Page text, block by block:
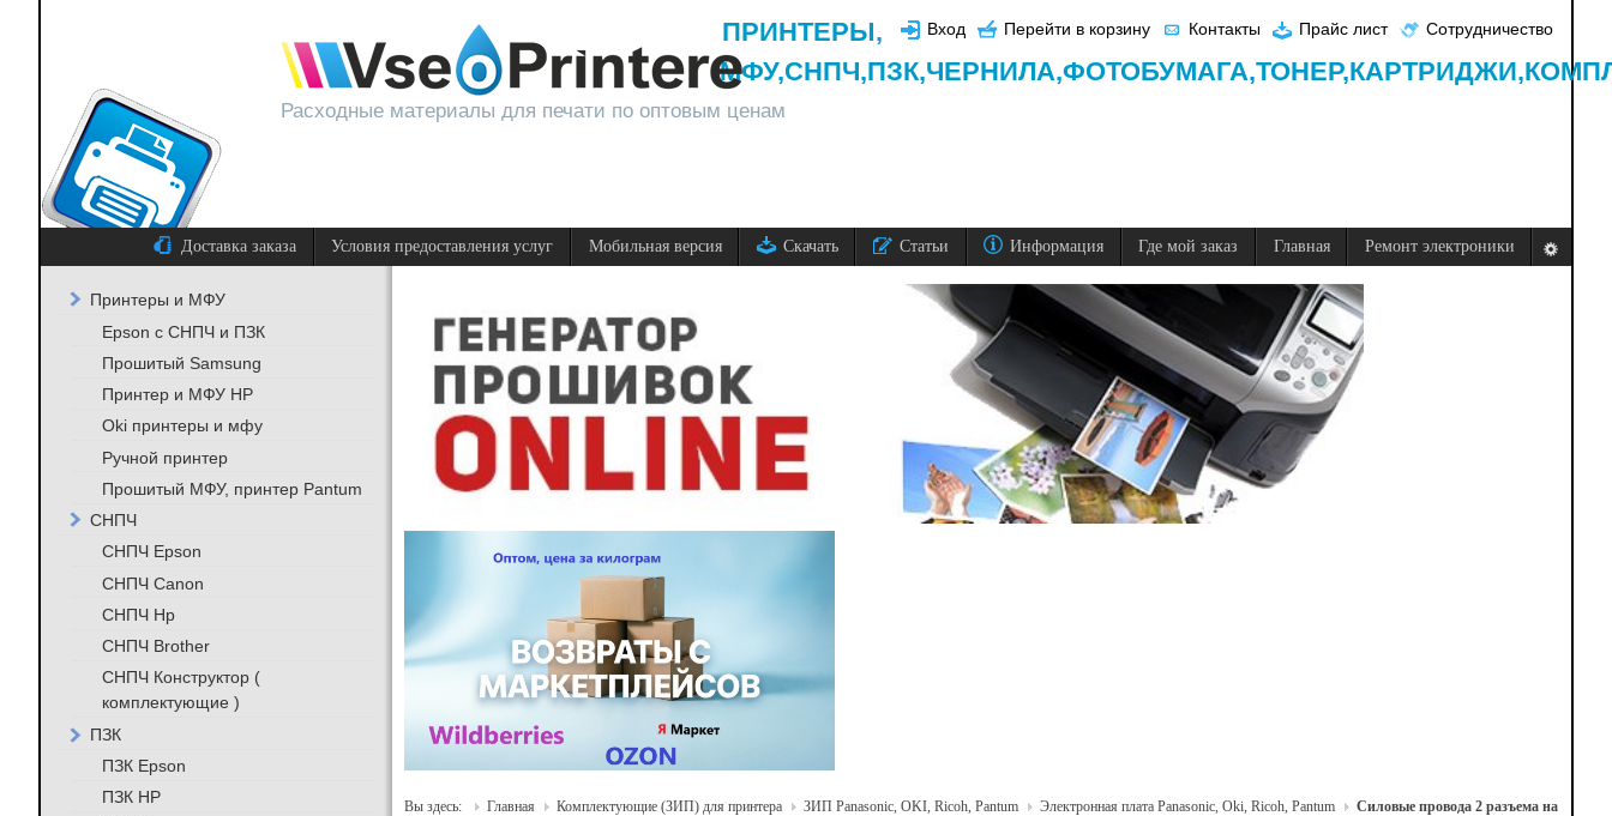
Расходные материалы для печати по оптовым ценам
Вход Перейти в корзину Контакты Прайс лист Сотрудничество
ПРИНТЕРЫ,
МФУ,СНПЧ,ПЗК,ЧЕРНИЛА,ФОТОБУМАГА,ТОНЕР,КАРТРИДЖИ,
Доставка заказа Условия предоставления услуг Мобильная версия Скачать Статьи Информация Где мой заказ Главная Ремонт электроники
Вы здесь: Главная Комплектующие (ЗИП) для принтера ЗИП Panasonic, OKI, Ricoh, Pantum Электронная плата Panasonic, Oki, Ricoh, Pantum
Силовые провода 2 разъема на
Принтеры и МФУ
Epson с СНПЧ и ПЗК
Прошитый Samsung
Принтер и МФУ HP
Oki принтеры и мфу
Ручной принтер
Прошитый МФУ, принтер Pantum
СНПЧ
СНПЧ Epson
СНПЧ Canon
СНПЧ Hp
СНПЧ Brother
СНПЧ Конструктор (
комплектующие )
ПЗК
ПЗК Epson
ПЗК HP